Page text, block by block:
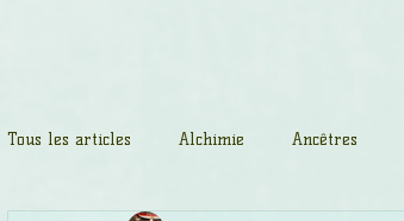
Tous les articles Alchimie Ancêtres